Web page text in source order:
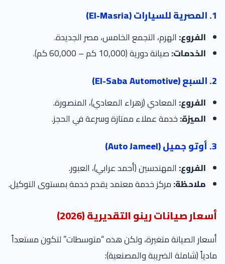
الفروع:الهرم، التجمع الخامس، مصر الجديدة.
الخدمات:صيانة دورية (10,000 كم – 60,000 كم).
الفروع:المعادي (زهراء المعادي)، المنصورة.
الميزة:خدمة عملاء ممتازة وسرعة في الحجز.
الفروع:المهندسين (أحمد عرابي)، العبور.
ملاحظة:مركز خدمة معتمد يقدم خدمة بمستوى التوكيل.
صيانات رينو التقديرية (2026)
الصيانة متغيرة، ولكن هذه “متوسطات” لتكون مستعداً
(شاملة الضريبة والمصنعية):